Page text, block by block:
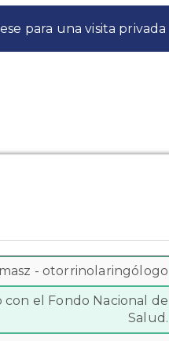
para una visita privada
- otorrinolaringólogo
el Fondo Nacional de
Salud.